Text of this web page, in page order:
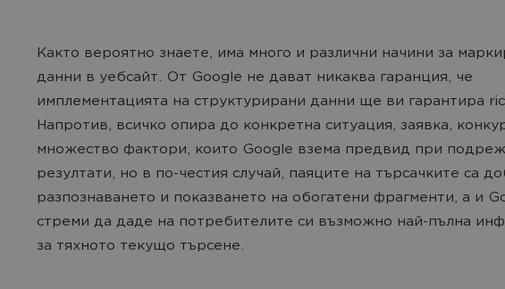
Както вероятно знаете, има много и различни начини за
данни в уебсайт. От Google не дават никаква гаранция, че
имплементацията на структурирани данни ще ви гарантира
Напротив, всичко опира до конкретна ситуация, заявка,
множество фактори, които Google взема предвид при
резултати, но в по-честия случай, паяците на търсачките са
разпознаването и показването на обогатени фрагменти, а и
стреми да даде на потребителите си възможно най-пълна
за тяхното текущо търсене.